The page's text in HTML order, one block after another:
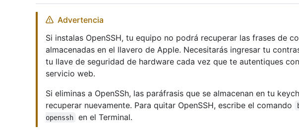
Advertencia
Si instalas OpenSSH, tu equipo no podrá recuperar las frases de
almacenadas en el llavero de Apple. Necesitarás ingresar tu
tu llave de seguridad de hardware cada vez que te autentiques
servicio web.
Si eliminas a OpenSSh, las paráfrasis que se almacenan en tu
recuperar nuevamente. Para quitar OpenSSH, escribe el comando
openssh
en el Terminal.